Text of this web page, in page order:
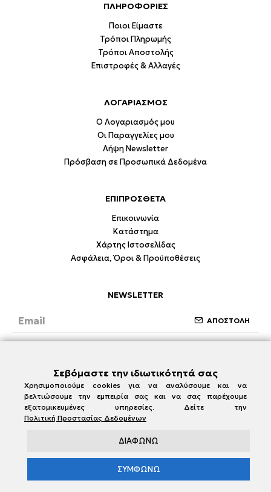
ΠΛΗΡΟΦΟΡΙΕΣ
Ποιοι Είμαστε
Τρόποι Πληρωμής
Τρόποι Αποστολής
Επιστροφές & Αλλαγές
ΛΟΓΑΡΙΑΣΜΟΣ
Ο Λογαριασμός μου
Οι Παραγγελίες μου
Λήψη Newsletter
Πρόσβαση σε Προσωπικά Δεδομένα
ΕΠΙΠΡΟΣΘΕΤΑ
Επικοινωνία
Κατάστημα
Χάρτης Ιστοσελίδας
Ασφάλεια, Όροι & Προϋποθέσεις
NEWSLETTER
ΑΠΟΣΤΟΛΗ
e-damianakis.gr © 2026
Σεβόμαστε την ιδιωτικότητά σας
Χρησιμοποιούμε cookies για να αναλύσουμε και να
βελτιώσουμε την εμπειρία σας και να σας παρέχουμε
εξατομικευμένες υπηρεσίες. Δείτε την
Πολιτική Προστασίας Δεδομένων
ΔΙΑΦΩΝΩ
ΣΥΜΦΩΝΩ